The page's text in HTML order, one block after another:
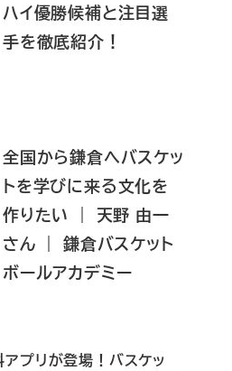
ハイ優勝候補と注目選
手を徹底紹介！
全国から鎌倉へバスケッ
トを学びに来る文化を
作りたい ｜ 天野 由一
さん ｜ 鎌倉バスケット
ボールアカデミー
プリが登場！バスケッ